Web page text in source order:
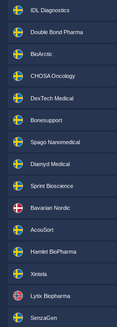
IDL Diagnostics
Double Bond Pharma
BioArctic
CHOSA Oncology
DexTech Medical
Bonesupport
Spago Nanomedical
Diamyd Medical
Sprint Bioscience
Bavarian Nordic
AcouSort
Hamlet BioPharma
Xintela
Lytix Biopharma
SenzaGen